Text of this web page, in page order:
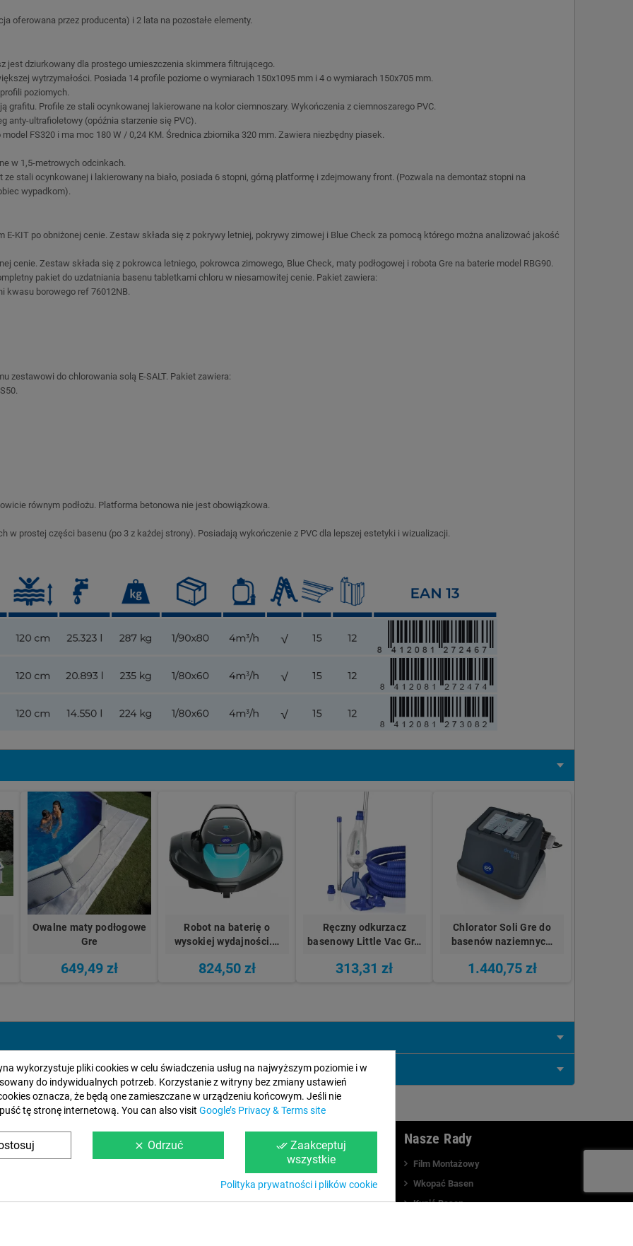
oferowana przez producenta) i 2 lata na pozostałe elementy.
jest dziurkowany dla prostego umieszczenia skimmera filtrującego.
wytrzymałości. Posiada 14 profile poziome o wymiarach 150x1095 mm i 4 o wymiarach 150x705 mm.
poziomych.
Profile ze stali ocynkowanej lakierowane na kolor ciemnoszary. Wykończenia z ciemnoszarego PVC.
anty-ultrafioletowy (opóźnia starzenie się PVC).
FS320 i ma moc 180 W / 0,24 KM. Średnica zbiornika 320 mm. Zawiera niezbędny piasek.
w 1,5-metrowych odcinkach.
stali ocynkowanej i lakierowany na biało, posiada 6 stopni, górną platformę i zdejmowany front. (Pozwala na demontaż stopni na
wypadkom).
KIT po obniżonej cenie. Zestaw składa się z pokrywy letniej, pokrywy zimowej i Blue Check za pomocą którego można analizować jakość
cenie. Zestaw składa się z pokrowca letniego, pokrowca zimowego, Blue Check, maty podłogowej i robota Gre na baterie model RBG90.
pakiet do uzdatniania basenu tabletkami chloru w niesamowitej cenie. Pakiet zawiera:
kwasu borowego ref 76012NB.
zestawowi do chlorowania solą E-SALT. Pakiet zawiera:
równym podłożu. Platforma betonowa nie jest obowiązkowa.
w prostej części basenu (po 3 z każdej strony). Posiadają wykończenie z PVC dla lepszej estetyki i wizualizacji.
Owalne maty podłogowe
Gre
649,49 zł
Robot na baterię o
wysokiej wydajności.…
824,50 zł
Ręczny odkurzacz
basenowy Little Vac Gr…
313,31 zł
Chlorator Soli Gre do
basenów naziemnyc…
1.440,75 zł
Informacja
Mapa strony
Warunki Sieciowe
Ostrzeżenie Prawne
Płatność i Dostawa
Polityka Prywatności
Nasze Rady
Film Montażowy
Wkopać Basen
Kupić Basen
wykorzystuje pliki cookies w celu świadczenia usług na najwyższym poziomie i w
do indywidualnych potrzeb. Korzystanie z witryny bez zmiany ustawień
oznacza, że będą one zamieszczane w urządzeniu końcowym. Jeśli nie
tę stronę internetową. You can also visit Google’s Privacy & Terms site
clear Odrzuć done_all Zaakceptuj
wszystkie
Polityka prywatności i plików cookie